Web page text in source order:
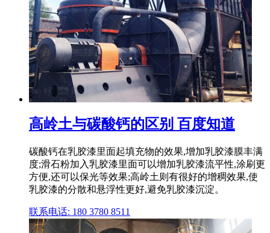
高岭土与碳酸钙的区别 百度知道
碳酸钙在乳胶漆里面起填充物的效果,增加乳胶漆膜丰满
度;滑石粉加入乳胶漆里面可以增加乳胶漆流平性,涂刷更
方便,还可以保光等效果;高岭土则有很好的增稠效果,使
乳胶漆的分散和悬浮性更好,避免乳胶漆沉淀。
联系电话: 180 3780 8511